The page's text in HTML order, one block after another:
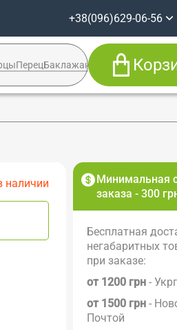
+38(096)629-06-56
ПерецБаклажан Кабачок Syngenta
наличии
Минимальная
заказа - 300
Бесплатная
негабаритных
при заказе:
от 1200 грн -
от 1500 грн -
Почтой